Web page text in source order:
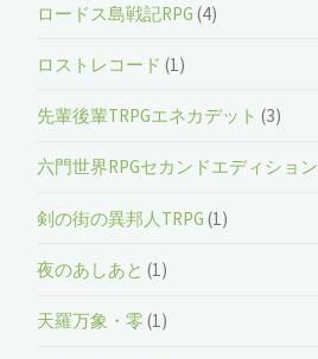
ロードス島戦記RPG (4)
ロストレコード (1)
先輩後輩TRPGエネカデット (3)
六門世界RPGセカンドエディション
剣の街の異邦人TRPG (1)
夜のあしあと (1)
天羅万象・零 (1)